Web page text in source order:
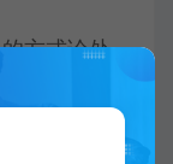
方式论处
术潜能优